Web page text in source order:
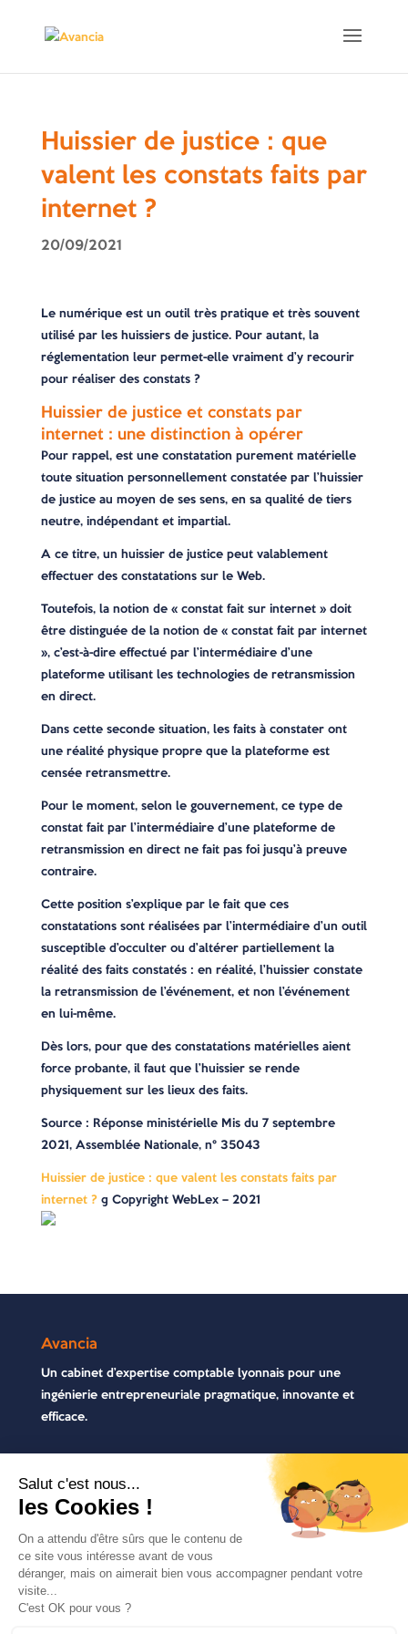
Huissier de justice : que
valent les constats faits par
internet ?
20/09/2021
Le numérique est un outil très pratique et très souvent
utilisé par les huissiers de justice. Pour autant, la
réglementation leur permet-elle vraiment d’y recourir
pour réaliser des constats ?
Huissier de justice et constats par
internet : une distinction à opérer
Pour rappel, est une constatation purement matérielle
toute situation personnellement constatée par l’huissier
de justice au moyen de ses sens, en sa qualité de tiers
neutre, indépendant et impartial.
A ce titre, un huissier de justice peut valablement
effectuer des constatations sur le Web.
Toutefois, la notion de « constat fait sur internet » doit
être distinguée de la notion de « constat fait par internet
», c’est-à-dire effectué par l’intermédiaire d’une
plateforme utilisant les technologies de retransmission
en direct.
Dans cette seconde situation, les faits à constater ont
une réalité physique propre que la plateforme est
censée retransmettre.
Pour le moment, selon le gouvernement, ce type de
constat fait par l’intermédiaire d’une plateforme de
retransmission en direct ne fait pas foi jusqu’à preuve
contraire.
Cette position s’explique par le fait que ces
constatations sont réalisées par l’intermédiaire d’un outil
susceptible d’occulter ou d’altérer partiellement la
réalité des faits constatés : en réalité, l’huissier constate
la retransmission de l’événement, et non l’événement
en lui-même.
Dès lors, pour que des constatations matérielles aient
force probante, il faut que l’huissier se rende
physiquement sur les lieux des faits.
Source : Réponse ministérielle Mis du 7 septembre
2021, Assemblée Nationale, n° 35043
Huissier de justice : que valent les constats faits par
internet ?© Copyright WebLex – 2021
Avancia
Un cabinet d’expertise comptable lyonnais pour une
ingénierie entrepreneuriale pragmatique, innovante et
efficace.
Contactez-nous
04 72 71 54 72
30, rue Pré Gaudry, 69007 Lyon
contact@avancia.fr